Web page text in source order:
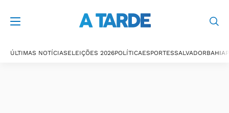
ÚLTIMAS NOTÍCIASELEIÇÕES 2026POLÍTICAESPORTESSALVADORBAHIA